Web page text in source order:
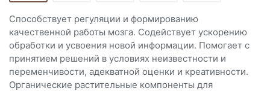
Способствует регуляции и формированию
качественной работы мозга. Содействует ускорению
обработки и усвоения новой информации. Помогает с
принятием решений в условиях неизвестности и
переменчивости, адекватной оценки и креативности.
Органические растительные компоненты для